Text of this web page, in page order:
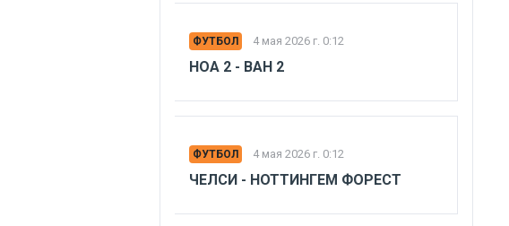
ФУТБОЛ 4 мая 2026 г. 0:12
НОА 2 - ВАН 2
ФУТБОЛ 4 мая 2026 г. 0:12
ЧЕЛСИ - НОТТИНГЕМ ФОРЕСТ